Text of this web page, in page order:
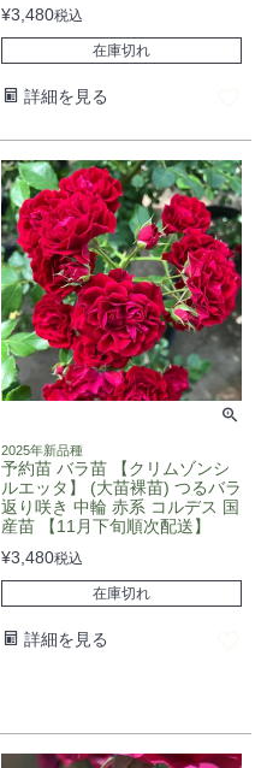
¥3,480税込
在庫切れ
詳細を見る
2025年新品種
予約苗 バラ苗 【クリムゾンシ
ルエッタ】 (大苗裸苗) つるバラ
返り咲き 中輪 赤系 コルデス 国
産苗 【11月下旬順次配送】
¥3,480税込
在庫切れ
詳細を見る